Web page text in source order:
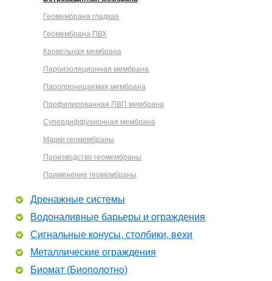
Геомембрана гладкая
Геомембрана ПВХ
Кровельная мембрана
Пароизоляционная мембрана
Паропроницаемая мембрана
Профилированная ПВП мембрана
Супердиффузионная мембрана
Марки геомембраны
Производство геомембраны
Применение геомембраны
Дренажные системы
Водоналивные барьеры и ограждения
Сигнальные конусы, столбики, вехи
Металлические ограждения
Биомат (Биополотно)